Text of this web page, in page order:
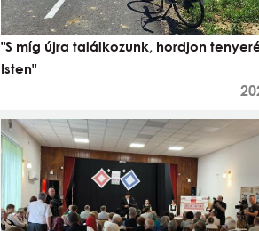
"S míg újra találkozunk, hordjon
Isten"